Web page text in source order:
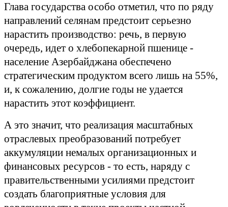
Глава государства особо отметил, что по ряду
направлений селянам предстоит серьезно
нарастить производство: речь, в первую
очередь, идет о хлебопекарной пшенице -
население Азербайджана обеспечено
стратегическим продуктом всего лишь на 55%,
и, к сожалению, долгие годы не удается
нарастить этот коэффициент.
А это значит, что реализация масштабных
отраслевых преобразований потребует
аккумуляции немалых организационных и
финансовых ресурсов - то есть, наряду с
правительственными усилиями предстоит
создать благоприятные условия для